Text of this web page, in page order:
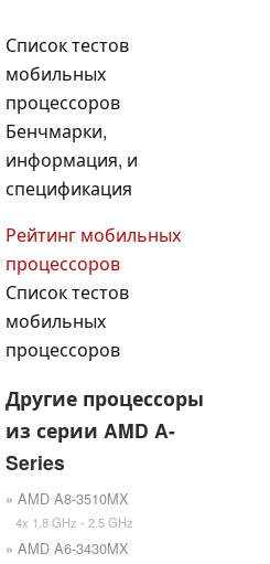
Список тестов
мобильных
процессоров
Бенчмарки,
информация, и
спецификация
Рейтинг мобильных
процессоров
Список тестов
мобильных
процессоров
Другие процессоры
из серии AMD A-
Series
» AMD A8-3510MX
4x 1.8 GHz - 2.5 GHz
» AMD A6-3430MX